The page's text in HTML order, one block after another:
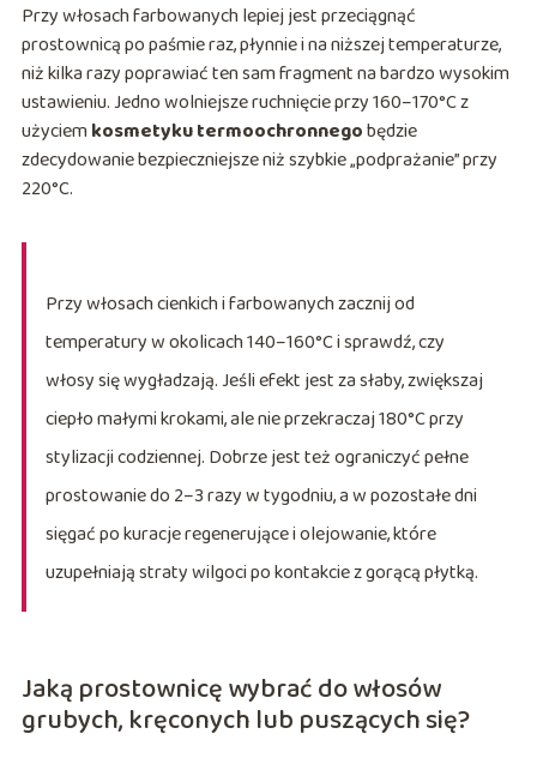
Przy włosach farbowanych lepiej jest przeciągnąć
prostownicą po paśmie raz, płynnie i na niższej temperaturze,
niż kilka razy poprawiać ten sam fragment na bardzo wysokim
ustawieniu. Jedno wolniejsze ruchnięcie przy 160–170°C z
użyciemkosmetyku termoochronnegobędzie
zdecydowanie bezpieczniejsze niż szybkie „podprażanie” przy
220°C.
Przy włosach cienkich i farbowanych zacznij od
temperatury w okolicach 140–160°C i sprawdź, czy
włosy się wygładzają. Jeśli efekt jest za słaby, zwiększaj
ciepło małymi krokami, ale nie przekraczaj 180°C przy
stylizacji codziennej. Dobrze jest też ograniczyć pełne
prostowanie do 2–3 razy w tygodniu, a w pozostałe dni
sięgać po kuracje regenerujące i olejowanie, które
uzupełniają straty wilgoci po kontakcie z gorącą płytką.
Jaką prostownicę wybrać do włosów
grubych, kręconych lub puszących się?